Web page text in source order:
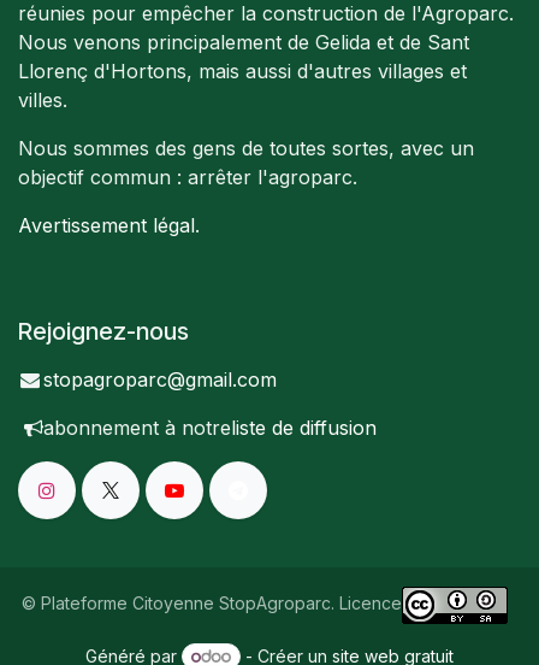
réunies pour empêcher la construction de l'Agroparc.
Nous venons principalement de Gelida et de Sant
Llorenç d'Hortons, mais aussi d'autres villages et
villes.
Nous sommes des gens de toutes sortes, avec un
objectif commun : arrêter l'agroparc.
Avertissement légal.
Rejoignez-nous
stopagroparc@gmail.com
abonnement à notreliste de diffusion
© Plateforme Citoyenne StopAgroparc. Licence
Généré par - Créer un site web gratuit